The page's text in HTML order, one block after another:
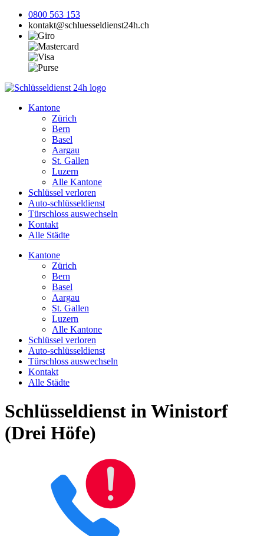
0800 563 153
kontakt@schluesseldienst24h.ch
Kantone
Zürich
Bern
Basel
Aargau
St. Gallen
Luzern
Alle Kantone
Schlüssel verloren
Auto-schlüsseldienst
Türschloss auswechseln
Kontakt
Alle Städte
Kantone
Zürich
Bern
Basel
Aargau
St. Gallen
Luzern
Alle Kantone
Schlüssel verloren
Auto-schlüsseldienst
Türschloss auswechseln
Kontakt
Alle Städte
Schlüsseldienst in Winistorf
(Drei Höfe)